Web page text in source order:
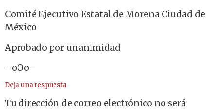
Comité Ejecutivo Estatal de Morena Ciudad de
México
Aprobado por unanimidad
–oOo–
Deja una respuesta
Tu dirección de correo electrónico no será